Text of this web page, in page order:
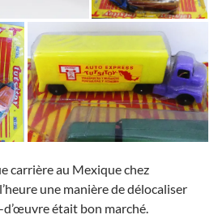
carrière au Mexique chez
une manière de délocaliser
était bon marché.